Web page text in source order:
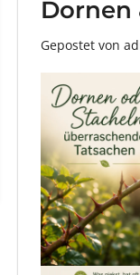
Dornen
Gepostet von